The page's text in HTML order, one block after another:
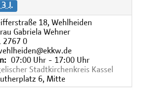
J.
18, Wehlheiden
Gabriela Wehner
2767 0
07:00 Uhr - 17:00 Uhr
Stadtkirchenkreis Kassel
6, Mitte